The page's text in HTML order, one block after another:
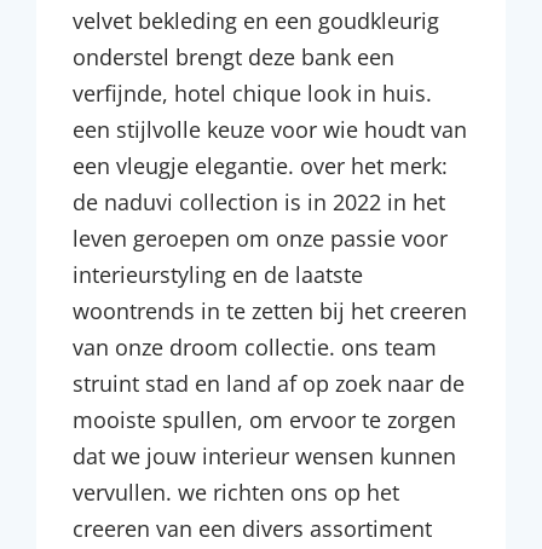
velvet bekleding en een goudkleurig
onderstel brengt deze bank een
verfijnde, hotel chique look in huis.
een stijlvolle keuze voor wie houdt van
een vleugje elegantie. over het merk:
de naduvi collection is in 2022 in het
leven geroepen om onze passie voor
interieurstyling en de laatste
woontrends in te zetten bij het creeren
van onze droom collectie. ons team
struint stad en land af op zoek naar de
mooiste spullen, om ervoor te zorgen
dat we jouw interieur wensen kunnen
vervullen. we richten ons op het
creeren van een divers assortiment